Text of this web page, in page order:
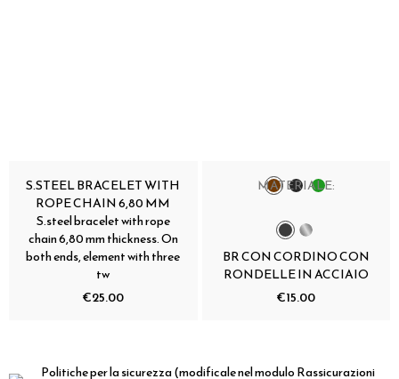
S.STEEL BRACELET WITH
ROPE CHAIN 6,80 MM
S.steel bracelet with rope
chain 6,80 mm thickness. On
both ends, element with three
tw
€25.00
MATERIALE:
BR CON CORDINO CON
RONDELLE IN ACCIAIO
€15.00
Politiche per la sicurezza(modificale nel modulo Rassicurazioni